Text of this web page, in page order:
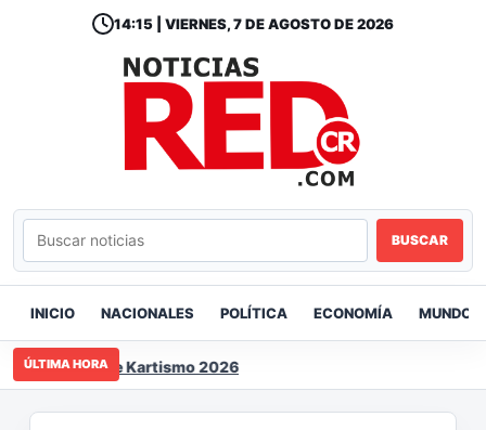
14:15 | VIERNES, 7 DE AGOSTO DE 2026
BUSCAR
INICIO NACIONALES POLÍTICA ECONOMÍA MUNDO
ÚLTIMA HORAde Kartismo 2026